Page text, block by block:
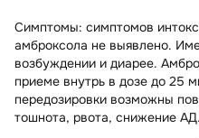
Симптомы: симптомов
амброксола не выявлено.
возбуждении и диарее.
приеме внутрь в дозе до 25
передозировки возможны
тошнота, рвота, снижение АД.